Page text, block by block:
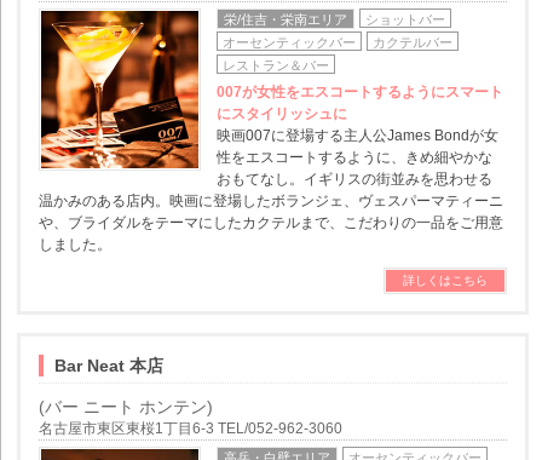
栄/住吉・栄南エリア
ショットバー
オーセンティックバー
カクテルバー
レストラン＆バー
007が女性をエスコートするようにスマート
にスタイリッシュに
映画007に登場する主人公James Bondが女
性をエスコートするように、きめ細やかな
おもてなし。イギリスの街並みを思わせる
温かみのある店内。映画に登場したボランジェ、ヴェスパーマティーニ
や、ブライダルをテーマにしたカクテルまで、こだわりの一品をご用意
しました。
詳しくはこちら
Bar Neat 本店
(バー ニート ホンテン)
名古屋市東区東桜1丁目6-3 TEL/052-962-3060